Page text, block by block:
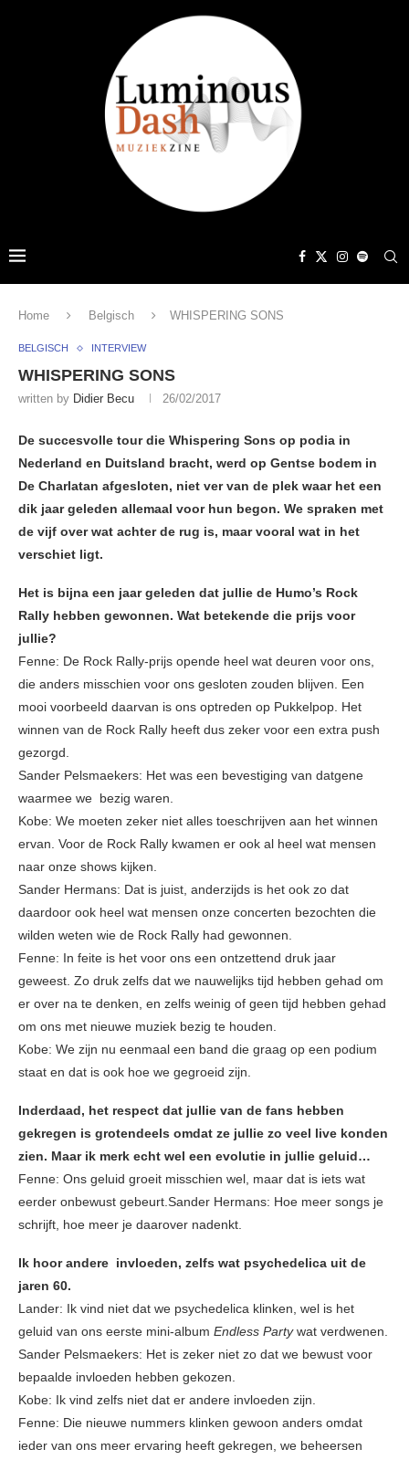
Home Belgisch WHISPERING SONS
BELGISCH INTERVIEW
WHISPERING SONS
written by Didier Becu 26/02/2017
De succesvolle tour die Whispering Sons op podia in
Nederland en Duitsland bracht, werd op Gentse bodem in
De Charlatan afgesloten, niet ver van de plek waar het een
dik jaar geleden allemaal voor hun begon. We spraken met
de vijf over wat achter de rug is, maar vooral wat in het
verschiet ligt.
Het is bijna een jaar geleden dat jullie de Humo’s Rock
Rally hebben gewonnen. Wat betekende die prijs voor
jullie?
Fenne: De Rock Rally-prijs opende heel wat deuren voor ons,
die anders misschien voor ons gesloten zouden blijven. Een
mooi voorbeeld daarvan is ons optreden op Pukkelpop. Het
winnen van de Rock Rally heeft dus zeker voor een extra push
gezorgd.
Sander Pelsmaekers: Het was een bevestiging van datgene
waarmee we bezig waren.
Kobe: We moeten zeker niet alles toeschrijven aan het winnen
ervan. Voor de Rock Rally kwamen er ook al heel wat mensen
naar onze shows kijken.
Sander Hermans: Dat is juist, anderzijds is het ook zo dat
daardoor ook heel wat mensen onze concerten bezochten die
wilden weten wie de Rock Rally had gewonnen.
Fenne: In feite is het voor ons een ontzettend druk jaar
geweest. Zo druk zelfs dat we nauwelijks tijd hebben gehad om
er over na te denken, en zelfs weinig of geen tijd hebben gehad
om ons met nieuwe muziek bezig te houden.
Kobe: We zijn nu eenmaal een band die graag op een podium
staat en dat is ook hoe we gegroeid zijn.
Inderdaad, het respect dat jullie van de fans hebben
gekregen is grotendeels omdat ze jullie zo veel live konden
zien. Maar ik merk echt wel een evolutie in jullie geluid…
Fenne: Ons geluid groeit misschien wel, maar dat is iets wat
eerder onbewust gebeurt.Sander Hermans: Hoe meer songs je
schrijft, hoe meer je daarover nadenkt.
Ik hoor andere invloeden, zelfs wat psychedelica uit de
jaren 60.
Lander: Ik vind niet dat we psychedelica klinken, wel is het
geluid van ons eerste mini-album Endless Partywat verdwenen.
Sander Pelsmaekers: Het is zeker niet zo dat we bewust voor
bepaalde invloeden hebben gekozen.
Kobe: Ik vind zelfs niet dat er andere invloeden zijn.
Fenne: Die nieuwe nummers klinken gewoon anders omdat
ieder van ons meer ervaring heeft gekregen, we beheersen